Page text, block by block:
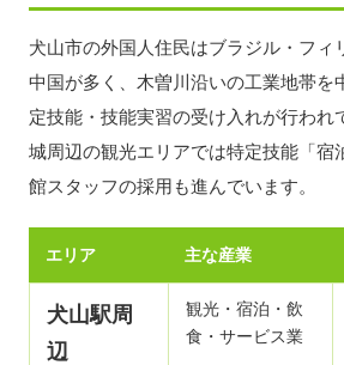
犬山市の外国人住民はブラジル・フィ
中国が多く、木曽川沿いの工業地帯を
定技能・技能実習の受け入れが行われ
城周辺の観光エリアでは特定技能「宿
館スタッフの採用も進んでいます。
エリア 主な産業
犬山駅周
辺
観光・宿泊・飲
食・サービス業